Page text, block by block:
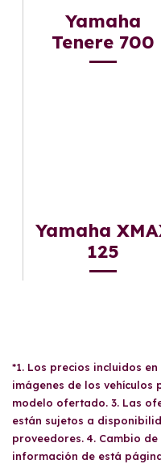
Yamaha
Tenere 700
Yamaha
125
*1. Los precios incluidos
imágenes de los vehículos
modelo ofertado. 3. Las
están sujetos a
proveedores. 4. Cambio
información de está